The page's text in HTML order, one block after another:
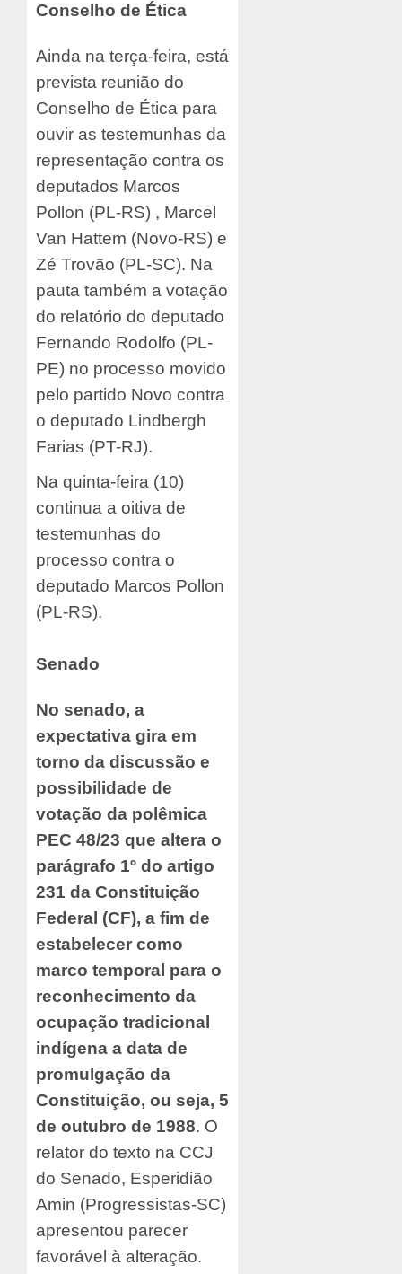
Conselho de Ética
Ainda na terça-feira, está
prevista reunião do
Conselho de Ética para
ouvir as testemunhas da
representação contra os
deputados Marcos
Pollon (PL-RS) , Marcel
Van Hattem (Novo-RS) e
Zé Trovão (PL-SC). Na
pauta também a votação
do relatório do deputado
Fernando Rodolfo (PL-
PE) no processo movido
pelo partido Novo contra
o deputado Lindbergh
Farias (PT-RJ).
Na quinta-feira (10)
continua a oitiva de
testemunhas do
processo contra o
deputado Marcos Pollon
(PL-RS).
Senado
No senado, a
expectativa gira em
torno da discussão e
possibilidade de
votação da polêmica
PEC 48/23 que altera o
parágrafo 1º do artigo
231 da Constituição
Federal (CF), a fim de
estabelecer como
marco temporal para o
reconhecimento da
ocupação tradicional
indígena a data de
promulgação da
Constituição, ou seja, 5
de outubro de 1988. O
relator do texto na CCJ
do Senado, Esperidião
Amin (Progressistas-SC)
apresentou parecer
favorável à alteração.